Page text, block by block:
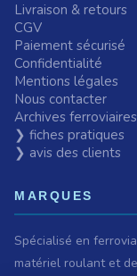
Livraison & retours
CGV
Paiement sécurisé
Confidentialité
Mentions légales
Nous contacter
Archives ferroviaires
❯ fiches pratiques
❯ avis des clients
MARQUES
Spécialisé en
matériel roulant et